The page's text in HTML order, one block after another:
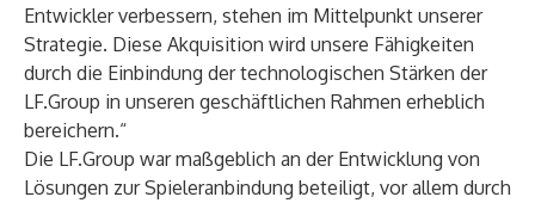
Entwickler verbessern, stehen im Mittelpunkt unserer
Strategie. Diese Akquisition wird unsere Fähigkeiten
durch die Einbindung der technologischen Stärken der
LF.Group in unseren geschäftlichen Rahmen erheblich
bereichern.“
Die LF.Group war maßgeblich an der Entwicklung von
Lösungen zur Spieleranbindung beteiligt, vor allem durch